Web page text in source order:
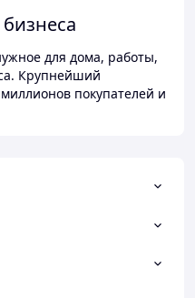
для дома, работы,
Крупнейший
покупателей и